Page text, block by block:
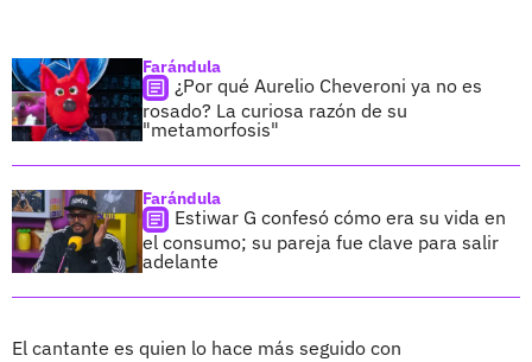
Farándula
¿Por qué Aurelio Cheveroni ya no es
rosado? La curiosa razón de su
"metamorfosis"
Farándula
Estiwar G confesó cómo era su vida en
el consumo; su pareja fue clave para salir
adelante
El cantante es quien lo hace más seguido con